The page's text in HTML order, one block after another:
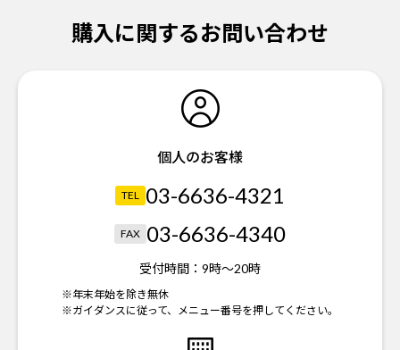
購入に関するお問い合わせ
個人のお客様
TEL 03-6636-4321
FAX 03-6636-4340
受付時間： 9時～20時
※年末年始を除き無休
※ガイダンスに従って、メニュー番号を押してください。